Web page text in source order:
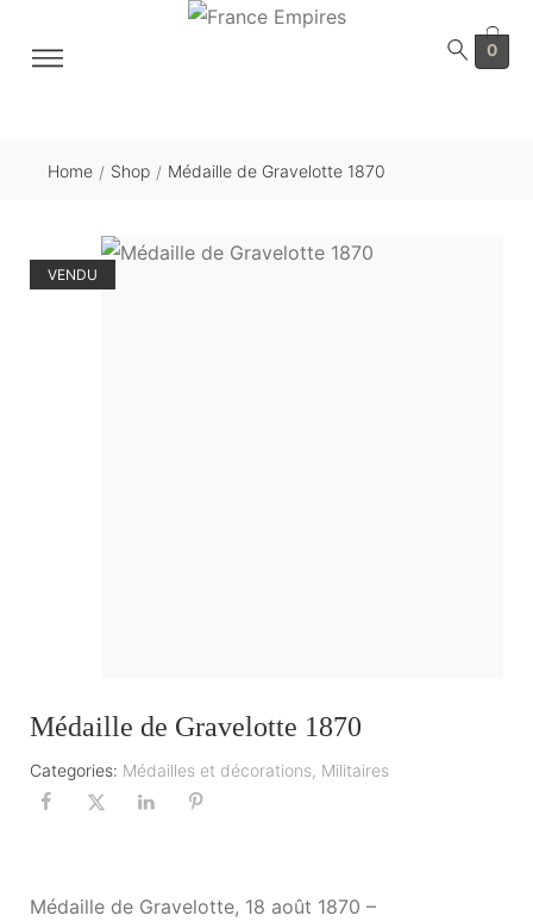
0
Home / Shop / Médaille de Gravelotte 1870
VENDU
Médaille de Gravelotte 1870
Categories: Médailles et décorations, Militaires
Médaille de Gravelotte, 18 août 1870 –